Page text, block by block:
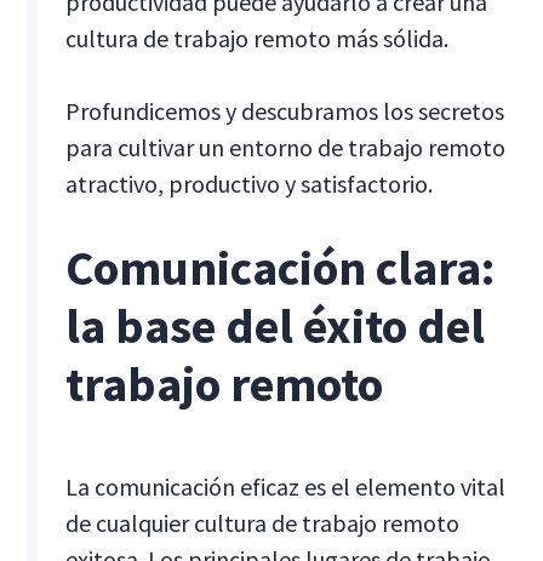
cultura de trabajo remoto más sólida.
Profundicemos y descubramos los secretos
para cultivar un entorno de trabajo remoto
atractivo, productivo y satisfactorio.
Comunicación clara:
la base del éxito del
trabajo remoto
La comunicación eficaz es el elemento vital
de cualquier cultura de trabajo remoto